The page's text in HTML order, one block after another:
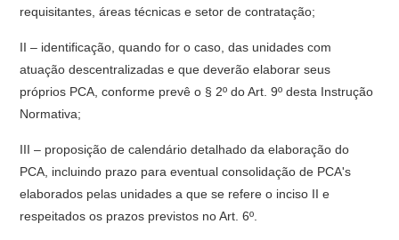
requisitantes, áreas técnicas e setor de contratação;
II – identificação, quando for o caso, das unidades com
atuação descentralizadas e que deverão elaborar seus
próprios PCA, conforme prevê o § 2º do Art. 9º desta Instrução
Normativa;
III – proposição de calendário detalhado da elaboração do
PCA, incluindo prazo para eventual consolidação de PCA's
elaborados pelas unidades a que se refere o inciso II e
respeitados os prazos previstos no Art. 6º.